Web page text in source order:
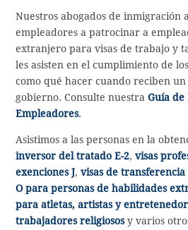
Nuestros abogados de inmigración
empleadores a patrocinar a
extranjero para visas de trabajo y
les asisten en el cumplimiento de
como qué hacer cuando reciben
gobierno. Consulte nuestraGuía
Empleadores.
Asistimos a las personas en la
inversor del tratado E-2,visas
exenciones J,visas de
O para personas de habilidades
para atletas, artistas y
trabajadores religiososy varios